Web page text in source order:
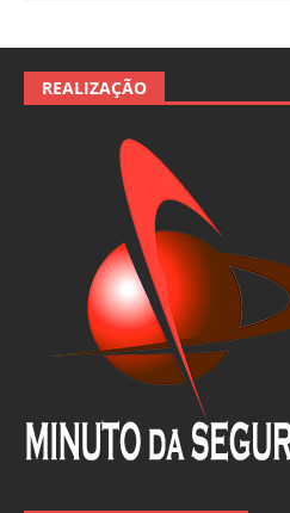
REALIZAÇÃO